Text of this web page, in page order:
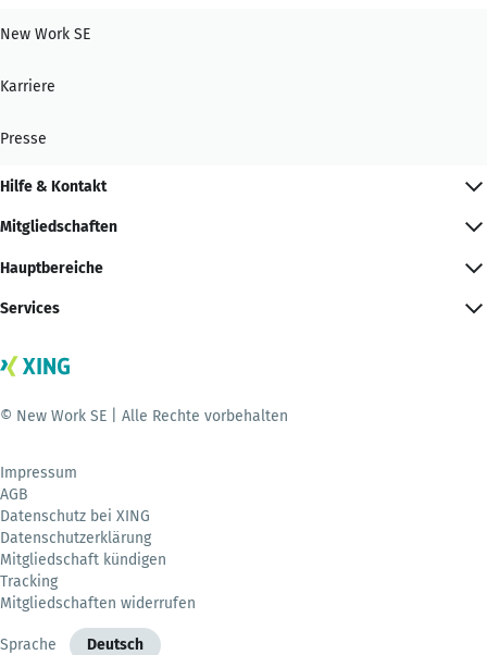
New Work SE
Karriere
Presse
Hilfe & Kontakt
Mitgliedschaften
Hauptbereiche
Services
© New Work SE | Alle Rechte vorbehalten
Impressum
AGB
Datenschutz bei XING
Datenschutzerklärung
Mitgliedschaft kündigen
Tracking
Mitgliedschaften widerrufen
Sprache Deutsch